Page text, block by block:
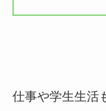
仕事や学生生活